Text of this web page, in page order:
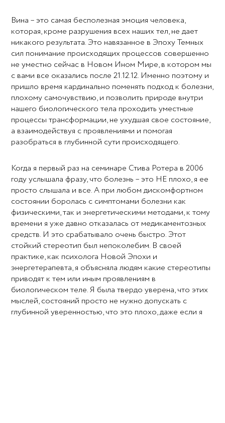
Вина – это самая бесполезная эмоция человека,
которая, кроме разрушения всех наших тел, не дает
никакого результата. Это навязанное в Эпоху Темных
сил понимание происходящих процессов совершенно
не уместно сейчас в Новом Ином Мире, в котором мы
с вами все оказались после 21.12.12. Именно поэтому и
пришло время кардинально поменять подход к болезни,
плохому самочувствию, и позволить природе внутри
нашего биологического тела проходить уместные
процессы трансформации, не ухудшая свое состояние,
а взаимодействуя с проявлениями и помогая
разобраться в глубинной сути происходящего.
Когда я первый раз на семинаре Стива Ротера в 2006
году услышала фразу, что болезнь – это НЕ плохо, я ее
просто слышала и все. А при любом дискомфортном
состоянии боролась с симптомами болезни как
физическими, так и энергетическими методами, к тому
времени я уже давно отказалась от медикаментозных
средств. И это срабатывало очень быстро. Этот
стойкий стереотип был непоколебим. В своей
практике, как психолога Новой Эпохи и
энергетерапевта, я объясняла людям какие стереотипы
приводят к тем или иным проявлениям в
биологическом теле. Я была твердо уверена, что этих
мыслей, состояний просто не нужно допускать с
глубинной уверенностью, что это плохо, даже если я